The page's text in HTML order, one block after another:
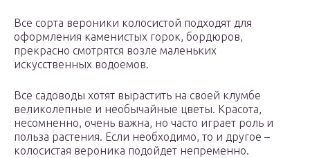
Все сорта вероники колосистой подходят для
оформления каменистых горок, бордюров,
прекрасно смотрятся возле маленьких
искусственных водоемов.
Все садоводы хотят вырастить на своей клумбе
великолепные и необычайные цветы. Красота,
несомненно, очень важна, но часто играет роль и
польза растения. Если необходимо, то и другое –
колосистая вероника подойдет непременно.